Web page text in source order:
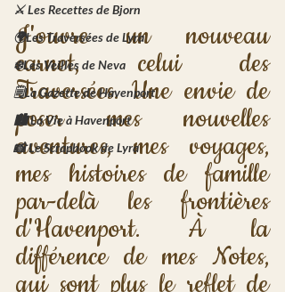
⚔️ Les Recettes de Bjorn
🌍Les Traversées de Lyra
❄️Les Veilles de Neva
🗒️La Gazette de Havenport
🏙️ La Vie à Havenport
📸 Le Scrapbook de Lyra
J'ouvre un nouveau
carnet, celui des
Traversées. Une envie de
poser mes nouvelles
aventures, mes voyages,
mes histoires de famille
par-delà les frontières
d'Havenport. À la
différence de mes Notes,
qui sont plus le reflet de